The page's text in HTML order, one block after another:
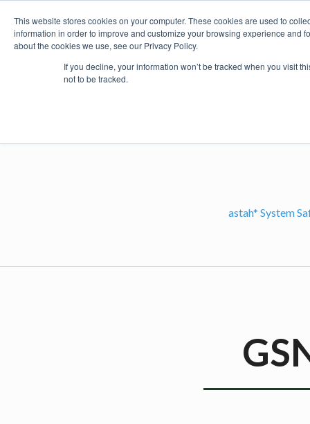
This website stores cookies on your computer. These cookies are used to
information in order to improve and customize your browsing experience and
about the cookies we use, see our Privacy Policy.
If you decline, your information won’t be tracked when you visit
not to be tracked.
astah* System